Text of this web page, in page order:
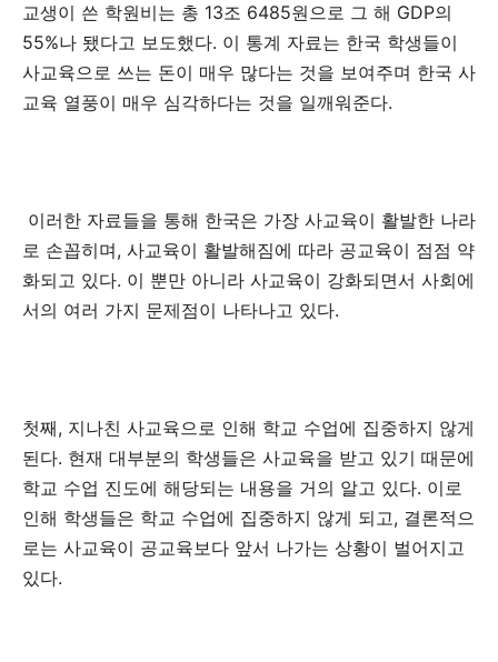
교생이 쓴 학원비는 총 13조 6485원으로 그 해 GDP의
55%나 됐다고 보도했다. 이 통계 자료는 한국 학생들이
사교육으로 쓰는 돈이 매우 많다는 것을 보여주며 한국 사
교육 열풍이 매우 심각하다는 것을 일깨워준다.
이러한 자료들을 통해 한국은 가장 사교육이 활발한 나라
로 손꼽히며, 사교육이 활발해짐에 따라 공교육이 점점 약
화되고 있다. 이 뿐만 아니라 사교육이 강화되면서 사회에
서의 여러 가지 문제점이 나타나고 있다.
첫째, 지나친 사교육으로 인해 학교 수업에 집중하지 않게
된다. 현재 대부분의 학생들은 사교육을 받고 있기 때문에
학교 수업 진도에 해당되는 내용을 거의 알고 있다. 이로
인해 학생들은 학교 수업에 집중하지 않게 되고, 결론적으
로는 사교육이 공교육보다 앞서 나가는 상황이 벌어지고
있다.